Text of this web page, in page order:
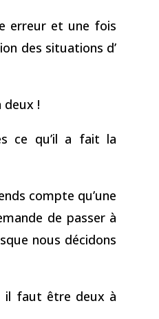
erreur et une fois
des situations d’
deux !
ce qu’il a fait la
compte qu’une
de passer à
nous décidons
il faut être deux à